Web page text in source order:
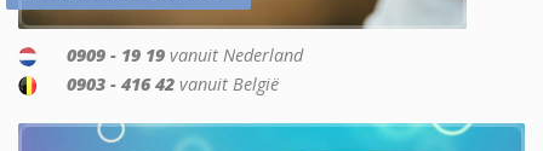
0909 - 19 19 vanuit Nederland
0903 - 416 42 vanuit België